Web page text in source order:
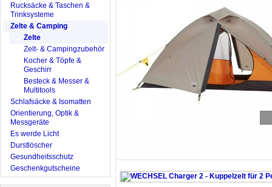
Rucksäcke & Taschen &
Trinksysteme
Zelte & Camping
Zelte
Zelt- & Campingzubehör
Kocher & Töpfe &
Geschirr
Besteck & Messer &
Multitools
Schlafsäcke & Isomatten
Orientierung, Optik &
Messgeräte
Es werde Licht
Durstlöscher
Gesundheitsschutz
Geschenkgutscheine